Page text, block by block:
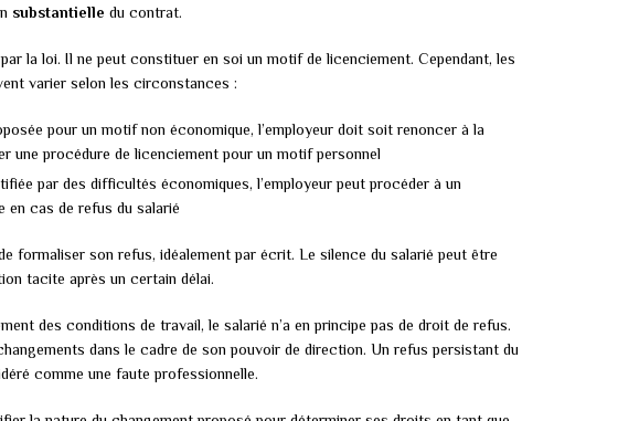
substantielle du contrat.
la loi. Il ne peut constituer en soi un motif de licenciement. Cependant, les
varier selon les circonstances :
pour un motif non économique, l’employeur doit soit renoncer à la
une procédure de licenciement pour un motif personnel
par des difficultés économiques, l’employeur peut procéder à un
en cas de refus du salarié
formaliser son refus, idéalement par écrit. Le silence du salarié peut être
tacite après un certain délai.
des conditions de travail, le salarié n’a en principe pas de droit de refus.
dans le cadre de son pouvoir de direction. Un refus persistant du
comme une faute professionnelle.